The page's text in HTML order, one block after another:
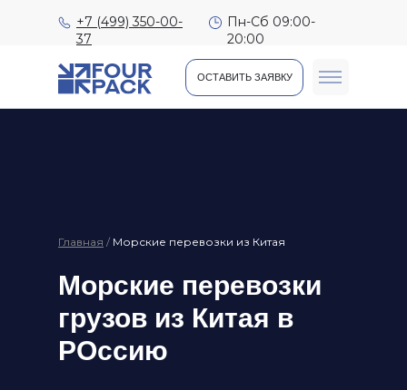
+7 (499) 350-00-
37
Пн-Сб 09:00-
20:00
ОСТАВИТЬ ЗАЯВКУ
Морские перевозки
грузов из Китая в
РОссию
Главная / Морские перевозки из Китая